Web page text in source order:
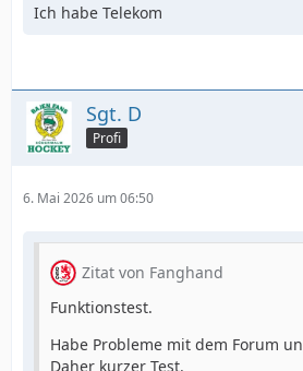
Ich habe Telekom
Sgt. D
Profi
6. Mai 2026 um 06:50
Zitat von Fanghand
Funktionstest.
Habe Probleme mit dem Forum
Daher kurzer Test.